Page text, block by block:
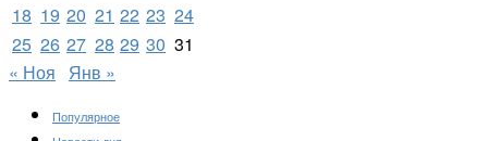
18 19 20 21 22 23 24
25 26 27 28 29 30 31
« Ноя
Янв »
Популярное